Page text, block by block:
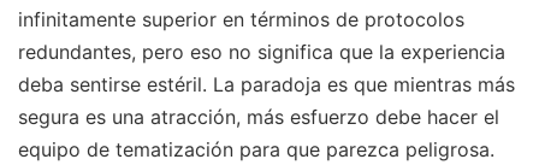
infinitamente superior en términos de protocolos
redundantes, pero eso no significa que la experiencia
deba sentirse estéril. La paradoja es que mientras más
segura es una atracción, más esfuerzo debe hacer el
equipo de tematización para que parezca peligrosa.